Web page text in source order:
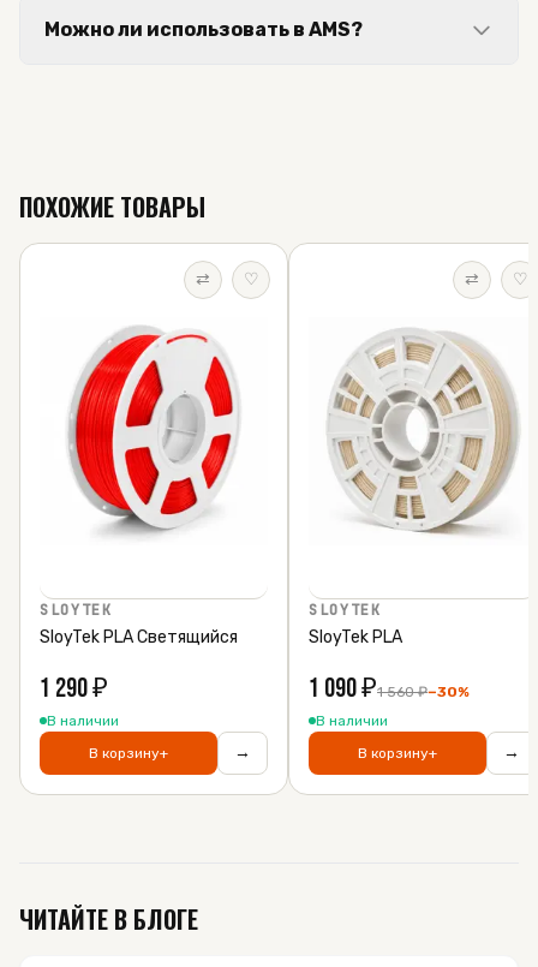
Можно ли использовать в AMS?
ПОХОЖИЕ ТОВАРЫ
⇄ ♡
SLOYTEK
SloyTek PLA Светящийся
1 290₽
В наличии
В корзину+ →
⇄ ♡
SLOYTEK
SloyTek PLA
1 090₽1 560₽−30%
В наличии
В корзину+ →
ЧИТАЙТЕ В БЛОГЕ